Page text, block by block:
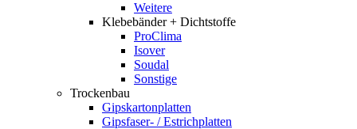
Weitere
Klebebänder + Dichtstoffe
ProClima
Isover
Soudal
Sonstige
Trockenbau
Gipskartonplatten
Gipsfaser- / Estrichplatten